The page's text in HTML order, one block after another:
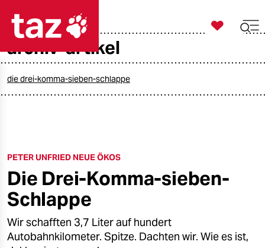
taz zahl ich
öko
gesellschaft
kultur
sport

taz zahl ich
archiv-artikel
die drei-komma-sieben-schlappe
PETER UNFRIED NEUE ÖKOS
Die Drei-Komma-sieben-
Schlappe
Wir schafften 3,7 Liter auf hundert
Autobahnkilometer. Spitze. Dachten wir. Wie es ist,